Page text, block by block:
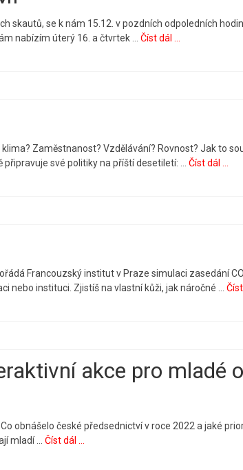
skautů, se k nám 15.12. v pozdních odpoledních
nabízím úterý 16. a čtvrtek … Číst dál ...
Zaměstnanost? Vzdělávání? Rovnost? Jak to
své politiky na příští desetiletí: … Číst dál ...
Francouzský institut v Praze simulaci zasedání
nebo instituci. Zjistíš na vlastní kůži, jak náročné … Číst
akce pro mladé o
obnášelo české předsednictví v roce 2022 a jaké
mladí … Číst dál ...